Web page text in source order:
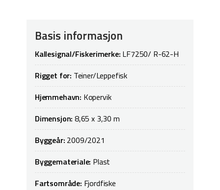
Basis informasjon
Kallesignal/Fiskerimerke: LF7250/ R-62-H
Rigget for: Teiner/Leppefisk
Hjemmehavn: Kopervik
Dimensjon:8,65 x 3,30 m
Byggeår: 2009/2021
Byggemateriale: Plast
Fartsområde: Fjordfiske